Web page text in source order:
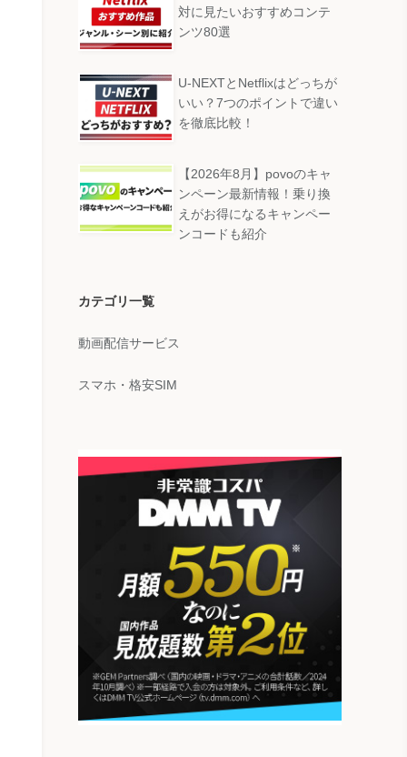
対に見たいおすすめコンテ
ンツ80選
U-NEXTとNetflixはどっちが
いい？7つのポイントで違い
を徹底比較！
【2026年8月】povoのキャ
ンペーン最新情報！乗り換
えがお得になるキャンペー
ンコードも紹介
カテゴリ一覧
動画配信サービス
スマホ・格安SIM